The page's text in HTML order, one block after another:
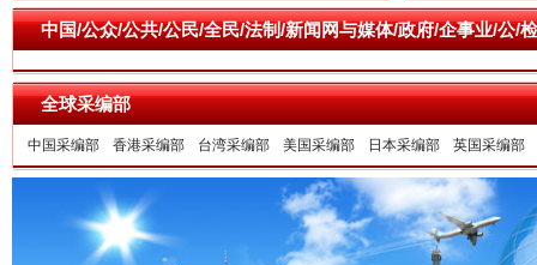
雄关漫道展新颜 “
中国/公众/公共/公民/全民/法制/新闻网与媒体/政府/企事业/公/
全球采编部
中国采编部 香港采编部 台湾采编部 美国采编部 日本采编部 英国采编部